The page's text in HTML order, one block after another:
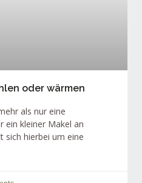
oder wärmen
als nur eine
ein kleiner Makel an
sich hierbei um eine